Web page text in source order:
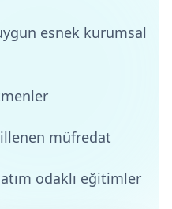
esnek kurumsal
müfredat
odaklı eğitimler